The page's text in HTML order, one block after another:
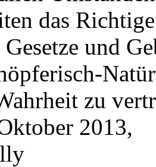
das
und
zu
2013,